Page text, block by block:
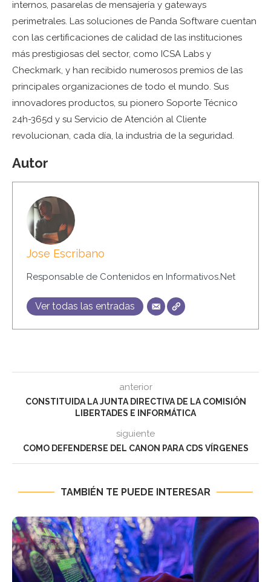
internos, pasarelas de mensajería y gateways
perimetrales. Las soluciones de Panda Software cuentan
con las certificaciones de calidad de las instituciones
más prestigiosas del sector, como ICSA Labs y
Checkmark, y han recibido numerosos premios de las
principales organizaciones de todo el mundo. Sus
innovadores productos, su pionero Soporte Técnico
24h-365d y su Servicio de Atención al Cliente
revolucionan, cada día, la industria de la seguridad.
Autor
Jose Escribano
Responsable de Contenidos en Informativos.Net
Ver todas las entradas
anterior
CONSTITUIDA LA JUNTA DIRECTIVA DE LA COMISIÓN
LIBERTADES E INFORMÁTICA
siguiente
COMO DEFENDERSE DEL CANON PARA CDS VÍRGENES
TAMBIÉN TE PUEDE INTERESAR